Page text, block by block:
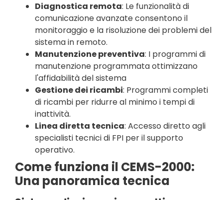
Diagnostica remota: Le funzionalità di
comunicazione avanzate consentono il
monitoraggio e la risoluzione dei problemi del
sistema in remoto.
Manutenzione preventiva: I programmi di
manutenzione programmata ottimizzano
l'affidabilità del sistema
Gestione dei ricambi: Programmi completi
di ricambi per ridurre al minimo i tempi di
inattività.
Linea diretta tecnica: Accesso diretto agli
specialisti tecnici di FPI per il supporto
operativo.
Come funziona il CEMS-2000:
Una panoramica tecnica